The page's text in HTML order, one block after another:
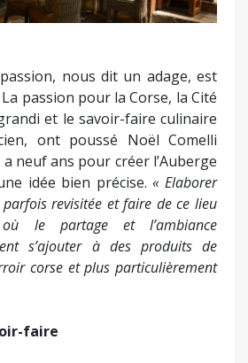
nous dit un adage, est
passion pour la Corse, la Cité
et le savoir-faire culinaire
ont poussé Noël Comelli
neuf ans pour créer l’Auberge
idée bien précise.« Elaborer
revisitée et faire de ce lieu
le partage et l’ambiance
s’ajouter à des produits de
corse et plus particulièrement
faire